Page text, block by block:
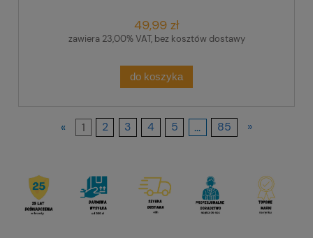
49,99 zł
zawiera 23,00% VAT, bez kosztów dostawy
do koszyka
« 1 2 3 4 5 ... 85 »